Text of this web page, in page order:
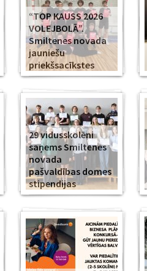
“TOP KAUSS 2026
VOLEJBOLĀ”.
Smiltenes novada
jauniešu
priekšsacīkstes
29 vidusskolēni
saņems Smiltenes
novada
pašvaldības domes
stipendijas